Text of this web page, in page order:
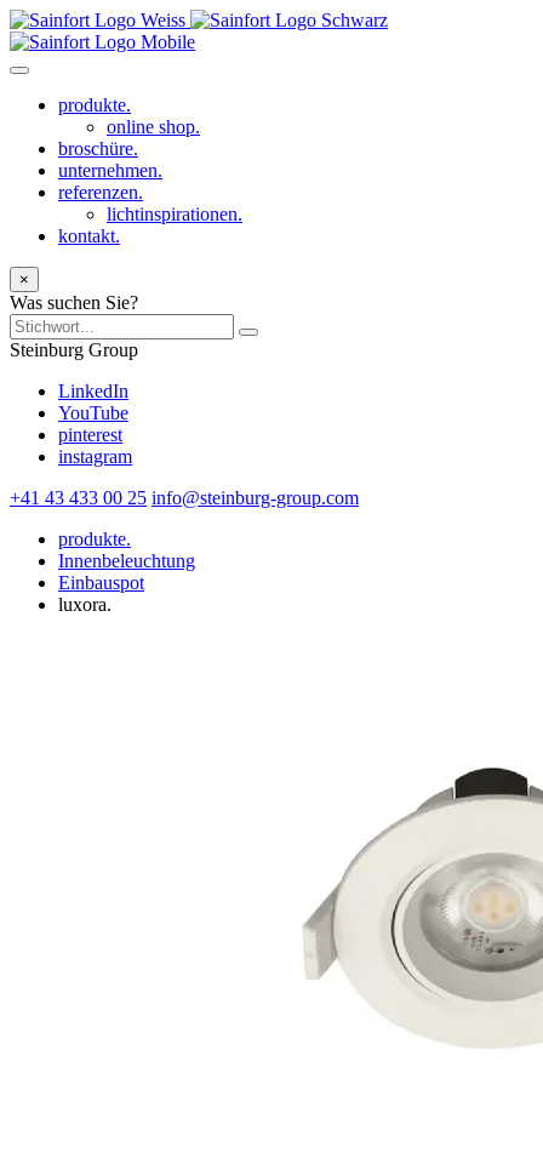
produkte.
online shop.
broschüre.
unternehmen.
referenzen.
lichtinspirationen.
kontakt.
×
Was suchen Sie?
Steinburg Group
LinkedIn
YouTube
pinterest
instagram
+41 43 433 00 25 info@steinburg-group.com
produkte.
Innenbeleuchtung
Einbauspot
luxora.